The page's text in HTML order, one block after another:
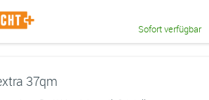
Sofort verfügbar
37qm